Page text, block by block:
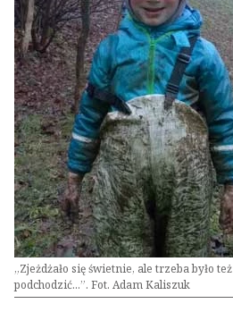
„Zjeżdżało się świetnie, ale trzeba było też
podchodzić...”. Fot. Adam Kaliszuk